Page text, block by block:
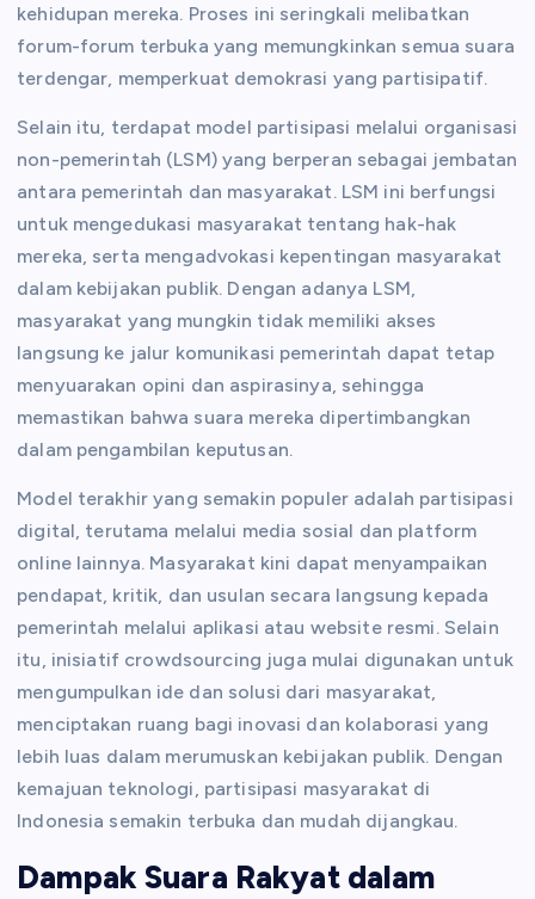
kehidupan mereka. Proses ini seringkali melibatkan
forum-forum terbuka yang memungkinkan semua suara
terdengar, memperkuat demokrasi yang partisipatif.
Selain itu, terdapat model partisipasi melalui organisasi
non-pemerintah (LSM) yang berperan sebagai jembatan
antara pemerintah dan masyarakat. LSM ini berfungsi
untuk mengedukasi masyarakat tentang hak-hak
mereka, serta mengadvokasi kepentingan masyarakat
dalam kebijakan publik. Dengan adanya LSM,
masyarakat yang mungkin tidak memiliki akses
langsung ke jalur komunikasi pemerintah dapat tetap
menyuarakan opini dan aspirasinya, sehingga
memastikan bahwa suara mereka dipertimbangkan
dalam pengambilan keputusan.
Model terakhir yang semakin populer adalah partisipasi
digital, terutama melalui media sosial dan platform
online lainnya. Masyarakat kini dapat menyampaikan
pendapat, kritik, dan usulan secara langsung kepada
pemerintah melalui aplikasi atau website resmi. Selain
itu, inisiatif crowdsourcing juga mulai digunakan untuk
mengumpulkan ide dan solusi dari masyarakat,
menciptakan ruang bagi inovasi dan kolaborasi yang
lebih luas dalam merumuskan kebijakan publik. Dengan
kemajuan teknologi, partisipasi masyarakat di
Indonesia semakin terbuka dan mudah dijangkau.
Dampak Suara Rakyat dalam